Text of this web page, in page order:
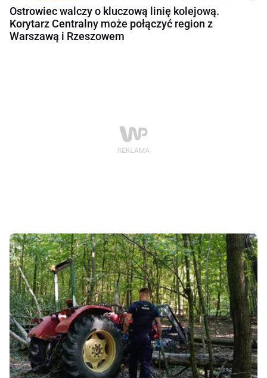
Ostrowiec walczy o kluczową linię kolejową.
Korytarz Centralny może połączyć region z
Warszawą i Rzeszowem